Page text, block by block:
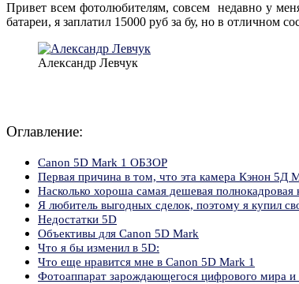
Привет всем фотолюбителям, совсем недавно у
батареи, я заплатил 15000 руб за бу, но в отличном
Александр Левчук
Оглавление:
Canon 5D Mark 1 ОБЗОР
Первая причина в том, что эта камера Кэнон 5Д
Насколько хороша самая дешевая полнокадровая
Я любитель выгодных сделок, поэтому я купил
Недостатки 5D
Объективы для Canon 5D Mark
Что я бы изменил в 5D:
Что еще нравится мне в Canon 5D Mark 1
Фотоаппарат зарождающегося цифрового мира и